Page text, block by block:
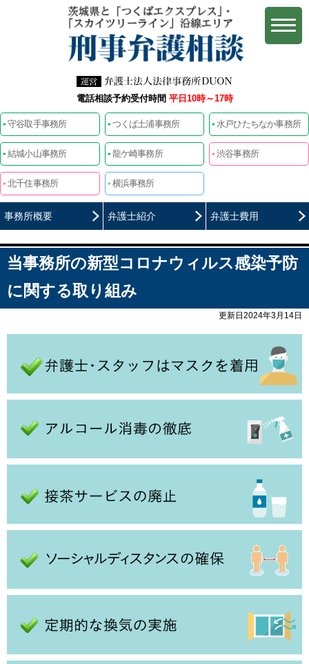
電話相談予約受付時間 平日10時～17時
守谷取手事務所 つくば土浦事務所 水戸ひたちなか事務所
結城小山事務所 龍ケ崎事務所 渋谷事務所
北千住事務所 横浜事務所
事務所概要 弁護士紹介 弁護士費用
当事務所の新型コロナウィルス感染予防
に関する取り組み
更新日2024年3月14日